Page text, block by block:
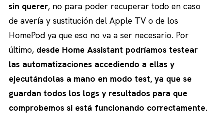
sin querer, no para poder recuperar todo en caso
de avería y sustitución del Apple TV o de los
HomePod ya que eso no va a ser necesario. Por
último, desde Home Assistant podríamos testear
las automatizaciones accediendo a ellas y
ejecutándolas a mano en modo test, ya que se
guardan todos los logs y resultados para que
comprobemos si está funcionando correctamente.